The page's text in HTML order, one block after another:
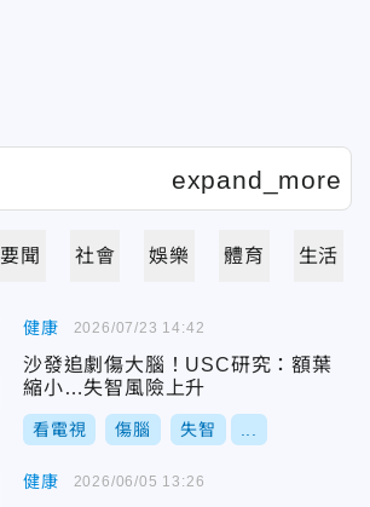
要聞 社會 娛樂 體育 生活
健康
沙發追劇傷大腦！USC研究：額葉
縮小…失智風險上升
看電視 傷腦 失智
2026/07/23 14:42
健康 2026/06/05 13:26